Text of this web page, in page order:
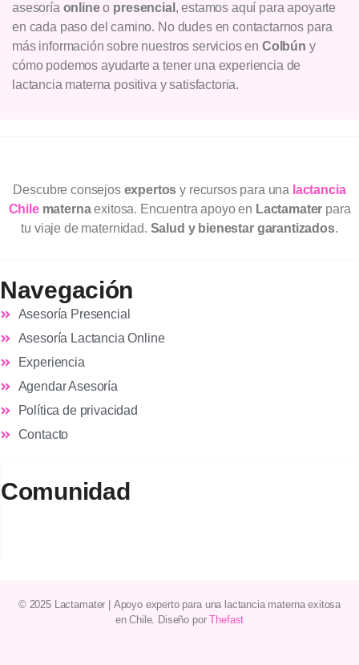
asesoría onlineo presencial , estamos aquí para apoyarte
en cada paso del camino. No dudes en contactarnos para
más información sobre nuestros servicios en Colbún y
cómo podemos ayudarte a tener una experiencia de
lactancia materna positiva y satisfactoria.
Descubre consejos expertos y recursos para una lactancia
Chilematernaexitosa. Encuentra apoyo en Lactamater para
tu viaje de maternidad. Salud y bienestar garantizados.
Navegación
Asesoría Presencial
Asesoría Lactancia Online
Experiencia
Agendar Asesoría
Política de privacidad
Contacto
Comunidad
© 2025 Lactamater Apoyo expertopara una lactancia maternaexitosa
enChile. Diseño porThefast